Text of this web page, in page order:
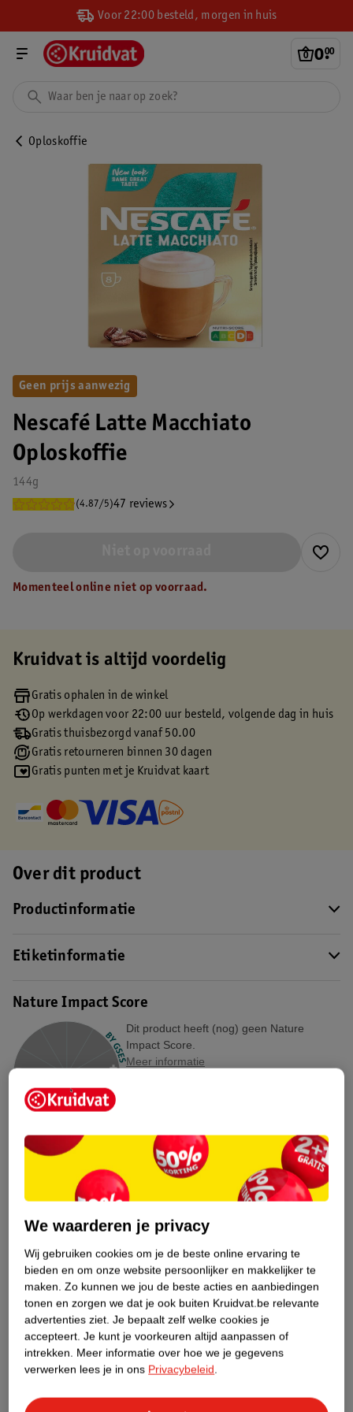
Voor 22:00 besteld, morgen in huis
0.
00
Oploskoffie
Nescafé Latte Macchiato
Oploskoffie
144g
(4.87/5)47 reviews
Geen prijs aanwezig
Momenteel online niet op voorraad.
Kruidvat is altijd voordelig
Gratis ophalen in de winkel
Op werkdagen voor 22:00 uur besteld, volgende dag in huis
Gratis thuisbezorgd vanaf 50.00
Gratis retourneren binnen 30 dagen
Gratis punten met je Kruidvat kaart
Over dit product
Productinformatie
Etiketinformatie
Nature Impact Score
Dit product heeft (nog) geen Nature
Impact Score.
Meer informatie
Bekijk ook
Meer Nescafe Alle Oploskoffie
Hoe controleren wij de reviews?
ANDEREN KOCHTEN OOK
We waarderen je privacy
Wij gebruiken cookies om je de beste online ervaring te
bieden en om onze website persoonlijker en makkelijker te
maken. Zo kunnen we jou de beste acties en aanbiedingen
tonen en zorgen we dat je ook buiten Kruidvat.be relevante
advertenties ziet. Je bepaalt zelf welke cookies je
accepteert. Je kunt je voorkeuren altijd aanpassen of
intrekken. Meer informatie over hoe we je gegevens
verwerken lees je in ons Privacybeleid.